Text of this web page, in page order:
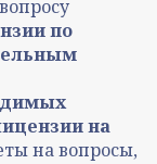
по
на
на вопросы,